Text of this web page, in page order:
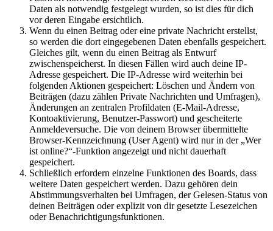
Daten als notwendig festgelegt wurden, so ist dies für dich
vor deren Eingabe ersichtlich.
Wenn du einen Beitrag oder eine private Nachricht erstellst,
so werden die dort eingegebenen Daten ebenfalls gespeichert.
Gleiches gilt, wenn du einen Beitrag als Entwurf
zwischenspeicherst. In diesen Fällen wird auch deine IP-
Adresse gespeichert. Die IP-Adresse wird weiterhin bei
folgenden Aktionen gespeichert: Löschen und Ändern von
Beiträgen (dazu zählen Private Nachrichten und Umfragen),
Änderungen an zentralen Profildaten (E-Mail-Adresse,
Kontoaktivierung, Benutzer-Passwort) und gescheiterte
Anmeldeversuche. Die von deinem Browser übermittelte
Browser-Kennzeichnung (User Agent) wird nur in der „Wer
ist online?“-Funktion angezeigt und nicht dauerhaft
gespeichert.
Schließlich erfordern einzelne Funktionen des Boards, dass
weitere Daten gespeichert werden. Dazu gehören dein
Abstimmungsverhalten bei Umfragen, der Gelesen-Status von
deinen Beiträgen oder explizit von dir gesetzte Lesezeichen
oder Benachrichtigungsfunktionen.